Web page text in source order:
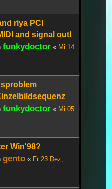
riya PCI
and signal out!
funkydoctor « Mi 14
funkydoctor « Mi 05
Win'98?
gento « Fr 23 Dez,